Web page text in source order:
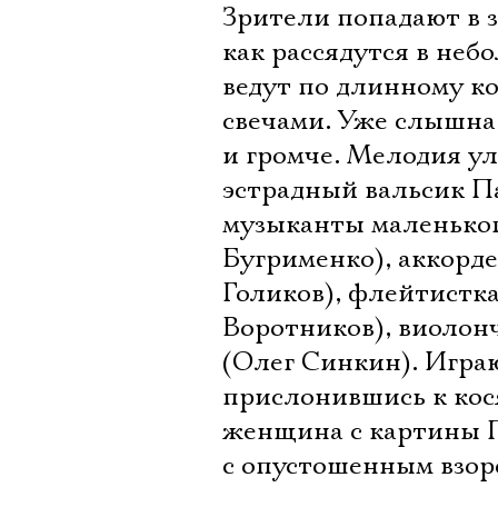
Зрители попадают в
как рассядутся в
ведут по длинному
свечами. Уже слышна
и громче. Мелодия
эстрадный вальсик
музыканты
Бугрименко),
Голиков),
Воротников),
(Олег Синкин).
прислонившись к
женщина с картины
с опустошенным